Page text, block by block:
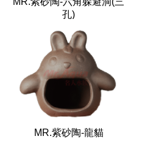
孔)
MR.紫砂陶-龍貓